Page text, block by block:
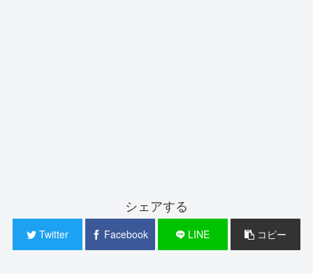
シェアする
Twitter Facebook LINE コピー